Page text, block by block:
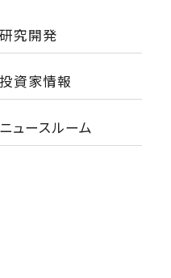
研究開発
投資家情報
ニュースルーム